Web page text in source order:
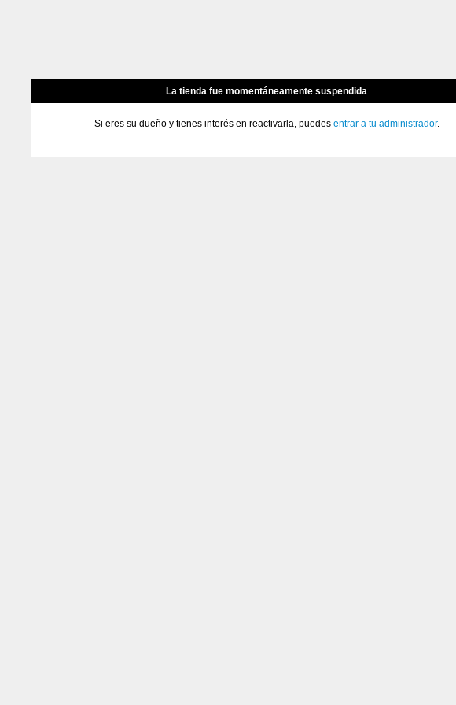
La tienda fue momentáneamente suspendida
Si eres su dueño y tienes interés en reactivarla, puedes entrar a tu administrador.